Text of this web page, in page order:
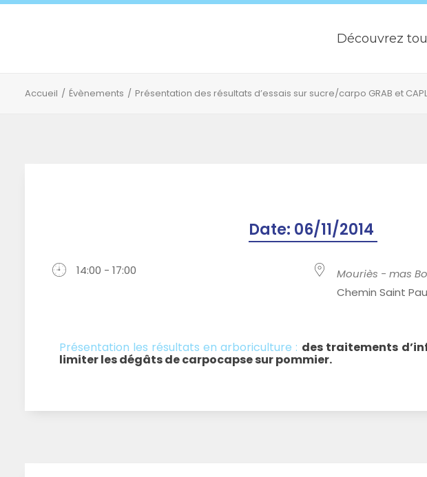
Découvrez
Accueil Évènements Présentation des résultats d’essais sur sucre/carpo GRAB et
Date: 06/11/2014
14:00 - 17:00
Mouriès - mas
Chemin Saint
Présentation les résultats en arboriculture : des traitements
limiter les dégâts de carpocapse sur pommier.